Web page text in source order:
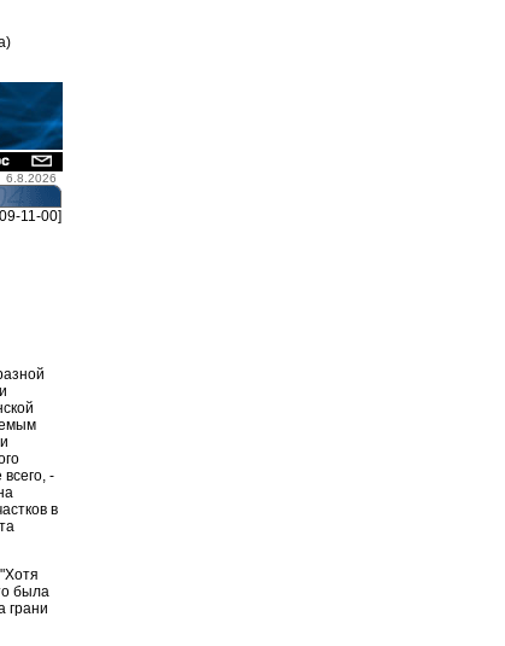
6.8.2026
11-00]
-
в
была
грани